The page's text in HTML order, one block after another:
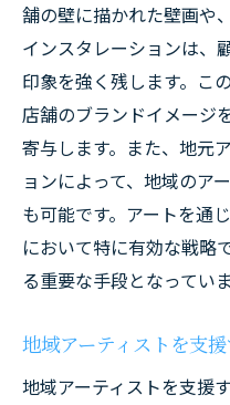
舗の壁に描かれた壁画や
インスタレーションは、
印象を強く残します。こ
店舗のブランドイメージ
寄与します。また、地元
ョンによって、地域のア
も可能です。アートを通
において特に有効な戦略
る重要な手段となっていま
地域アーティストを支
地域アーティストを支援